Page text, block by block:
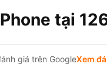
tại
giá trên GoogleXem